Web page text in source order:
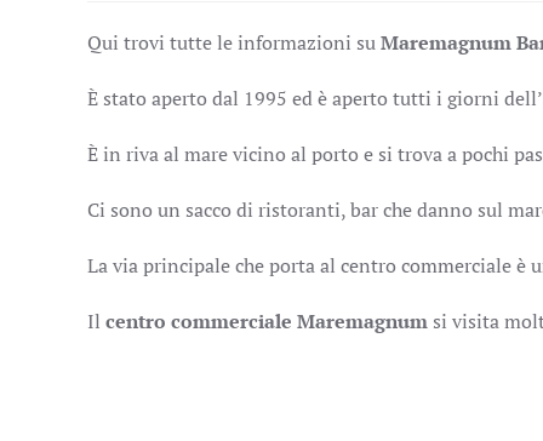
Qui trovi tutte le informazioni suMaremagnum
È stato aperto dal 1995 ed è aperto tutti i giorni
È in riva al mare vicino al porto e si trova a pochi
Ci sono un sacco di ristoranti, bar che danno sul
La via principale che porta al centro commerciale
Il centro commerciale Maremagnum si visita